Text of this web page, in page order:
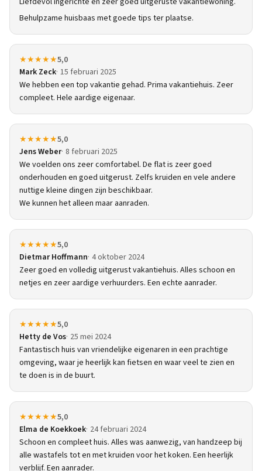
Behulpzame huisbaas met goede tips ter plaatse.
★★★★★5,0
Mark Zeck 15 februari 2025
We hebben een top vakantie gehad. Prima vakantiehuis. Zeer
compleet. Hele aardige eigenaar.
★★★★★5,0
Jens Weber 8 februari 2025
We voelden ons zeer comfortabel. De flat is zeer goed
onderhouden en goed uitgerust. Zelfs kruiden en vele andere
nuttige kleine dingen zijn beschikbaar.
We kunnen het alleen maar aanraden.
★★★★★5,0
Dietmar Hoffmann 4 oktober 2024
Zeer goed en volledig uitgerust vakantiehuis. Alles schoon en
netjes en zeer aardige verhuurders. Een echte aanrader.
★★★★★5,0
Hetty de Vos 25 mei 2024
Fantastisch huis van vriendelijke eigenaren in een prachtige
omgeving, waar je heerlijk kan fietsen en waar veel te zien en
te doen is in de buurt.
★★★★★5,0
Elma de Koekkoek 24 februari 2024
Schoon en compleet huis. Alles was aanwezig, van handzeep bij
alle wastafels tot en met kruiden voor het koken. Een heerlijk
verblijf. Een aanrader.